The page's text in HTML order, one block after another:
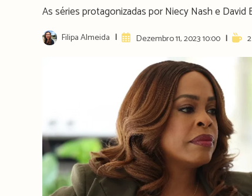
As séries protagonizadas por Niecy Nash e David
Post
author:
Filipa Almeida
ArtigoDezembro 11, 2023 10:00